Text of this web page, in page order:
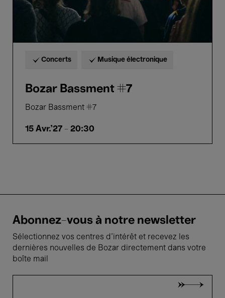
Concerts Musique électronique
Bozar Bassment #7
Bozar Bassment #7
15 Avr.'27 - 20:30
Abonnez-vous à notre newsletter
Sélectionnez vos centres d'intérêt et recevez les
dernières nouvelles de Bozar directement dans votre
boîte mail